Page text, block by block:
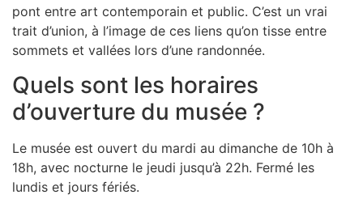
pont entre art contemporain et public. C’est un vrai
trait d’union, à l’image de ces liens qu’on tisse entre
sommets et vallées lors d’une randonnée.
Quels sont les horaires
d’ouverture du musée ?
Le musée est ouvert du mardi au dimanche de 10h à
18h, avec nocturne le jeudi jusqu’à 22h. Fermé les
lundis et jours fériés.